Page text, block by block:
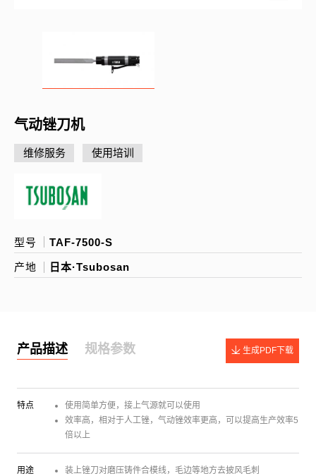
气动锉刀机
维修服务 使用培训
型号 TAF-7500-S
产地 日本·Tsubosan
产品描述 规格参数 生成PDF下载
特点
使用简单方便，接上气源就可以使用
效率高，相对于人工锉，气动锉效率更高，可以提高生产效率5
倍以上
用途 装上锉刀对磨压铸件合模线，毛边等地方去披风毛刺